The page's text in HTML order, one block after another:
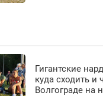
Гигантские
куда сходить и
Волгограде на